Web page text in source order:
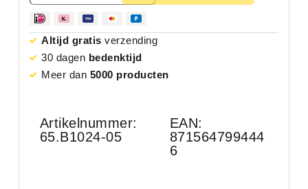
Altijd gratis verzending
30 dagen bedenktijd
Meer dan 5000 producten
Artikelnummer:
65.B1024-05
EAN:
871564799444
6